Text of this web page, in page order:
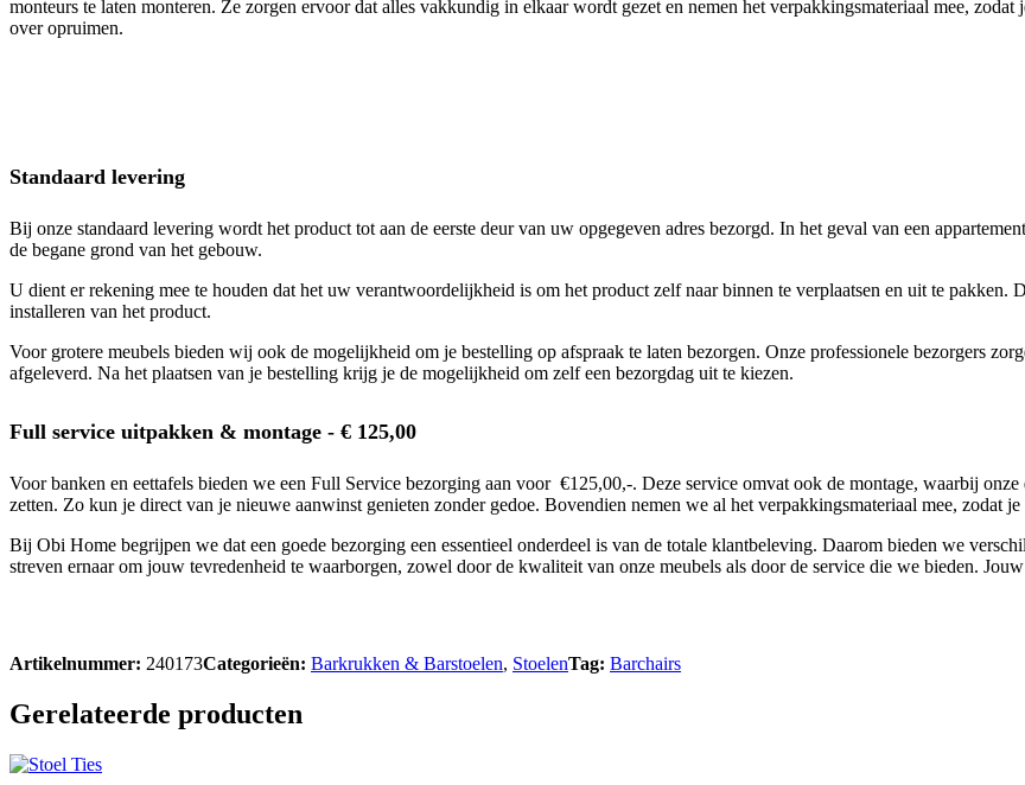
monteurs te laten monteren. Ze zorgen ervoor dat alles vakkundig in elkaar wordt gezet en nemen het verpakkingsmateriaal mee,
over opruimen.
Standaard levering
Bij onze standaard levering wordt het product tot aan de eerste deur van uw opgegeven adres bezorgd. In het geval van een
de begane grond van het gebouw.
U dient er rekening mee te houden dat het uw verantwoordelijkheid is om het product zelf naar binnen te verplaatsen en uit te pakken.
installeren van het product.
Voor grotere meubels bieden wij ook de mogelijkheid om je bestelling op afspraak te laten bezorgen. Onze professionele bezorgers
afgeleverd. Na het plaatsen van je bestelling krijg je de mogelijkheid om zelf een bezorgdag uit te kiezen.
Full service uitpakken & montage - € 125,00
Voor banken en eettafels bieden we een Full Service bezorging aan voor €125,00,-. Deze service omvat ook de montage, waarbij
zetten. Zo kun je direct van je nieuwe aanwinst genieten zonder gedoe. Bovendien nemen we al het verpakkingsmateriaal mee, zodat
Bij Obi Home begrijpen we dat een goede bezorging een essentieel onderdeel is van de totale klantbeleving. Daarom bieden we
streven ernaar om jouw tevredenheid te waarborgen, zowel door de kwaliteit van onze meubels als door de service die we bieden.
Artikelnummer: 240173Categorieën: Barkrukken & Barstoelen, StoelenTag: Barchairs
Gerelateerde producten